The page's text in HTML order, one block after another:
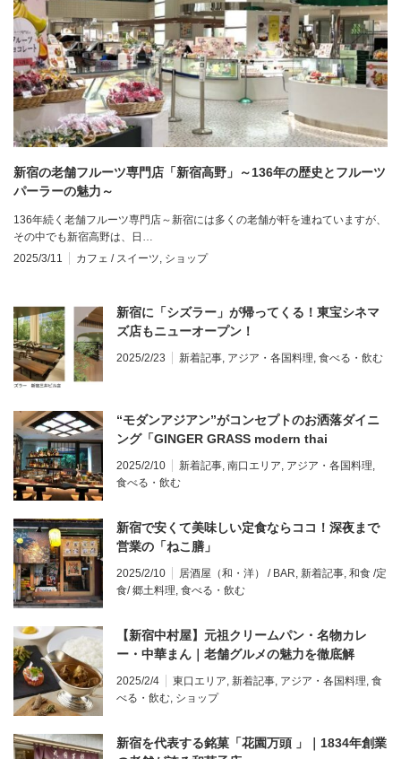
新宿の老舗フルーツ専門店「新宿高野」～136年の歴史とフルーツ
パーラーの魅力～
136年続く老舗フルーツ専門店～新宿には多くの老舗が軒を連ねていますが、
その中でも新宿高野は、日…
2025/3/11
カフェ / スイーツ, ショップ
新宿に「シズラー」が帰ってくる！東宝シネマ
ズ店もニューオープン！
2025/2/23 新着記事, アジア・各国料理, 食べる・飲む
“モダンアジアン”がコンセプトのお洒落ダイニ
ング「GINGER GRASS modern thai
vietnamese」
2025/2/10 新着記事, 南口エリア, アジア・各国料理,
食べる・飲む
新宿で安くて美味しい定食ならココ！深夜まで
営業の「ねこ膳」
2025/2/10 居酒屋（和・洋） / BAR, 新着記事, 和食 /定
食/ 郷土料理, 食べる・飲む
【新宿中村屋】元祖クリームパン・名物カレ
ー・中華まん｜老舗グルメの魅力を徹底解
2025/2/4 東口エリア, 新着記事, アジア・各国料理, 食
べる・飲む, ショップ
新宿を代表する銘菓「花園万頭 」｜1834年創業